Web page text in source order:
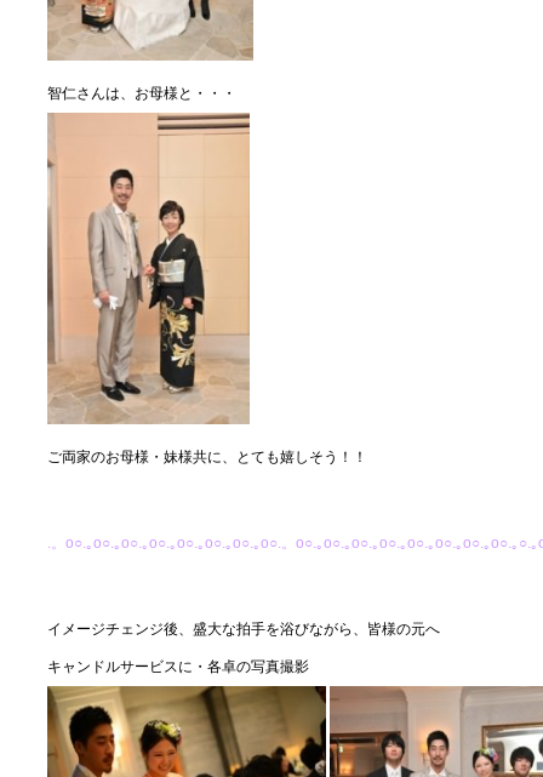
智仁さんは、お母様と・・・
ご両家のお母様・妹様共に、とても嬉しそう！！
.。o○.｡o○.｡o○.｡o○.｡o○.｡o○.｡o○.｡o○.。o○.｡o○.｡o○.｡o○.｡o○.｡o○.｡o○.｡o○.｡○.｡
イメージチェンジ後、盛大な拍手を浴びながら、皆様の元へ
キャンドルサービスに・各卓の写真撮影